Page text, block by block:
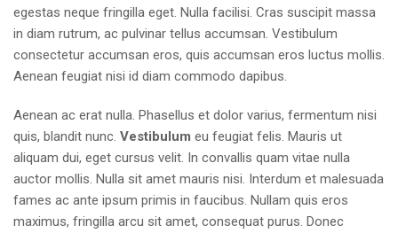
egestas neque fringilla eget. Nulla facilisi. Cras suscipit massa
in diam rutrum, ac pulvinar tellus accumsan. Vestibulum
consectetur accumsan eros, quis accumsan eros luctus mollis.
Aenean feugiat nisi id diam commodo dapibus.
Aenean ac erat nulla. Phasellus et dolor varius, fermentum nisi
quis, blandit nunc. Vestibulum eu feugiat felis. Mauris ut
aliquam dui, eget cursus velit. In convallis quam vitae nulla
auctor mollis. Nulla sit amet mauris nisi. Interdum et malesuada
fames ac ante ipsum primis in faucibus. Nullam quis eros
maximus, fringilla arcu sit amet, consequat purus. Donec